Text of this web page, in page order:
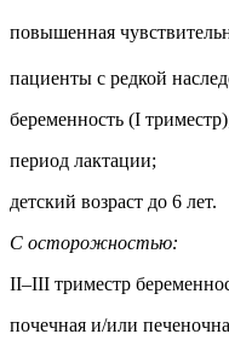
повышенная
пациенты с редкой
беременность (I
период лактации;
детский возраст до 6 лет.
С осторожностью:
II–III триместр
почечная и/или